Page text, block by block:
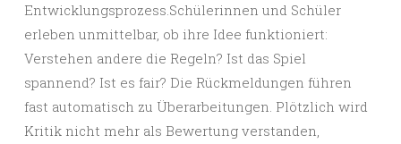
Entwicklungsprozess.Schülerinnen und Schüler
erleben unmittelbar, ob ihre Idee funktioniert:
Verstehen andere die Regeln? Ist das Spiel
spannend? Ist es fair? Die Rückmeldungen führen
fast automatisch zu Überarbeitungen. Plötzlich wird
Kritik nicht mehr als Bewertung verstanden,